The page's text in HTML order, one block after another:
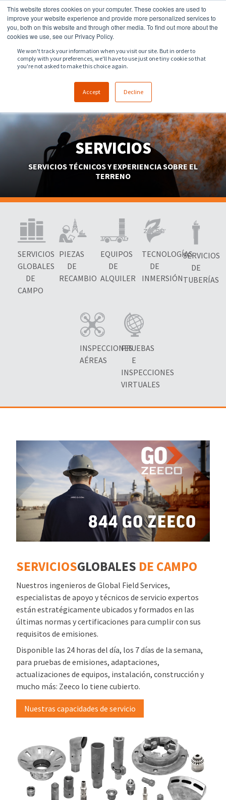
This website stores cookies on your computer. These cookies are used to
improve your website experience and provide more personalized services to
you, both on this website and through other media. To find out more about the
cookies we use, see our Privacy Policy.
We won't track your information when you visit our site. But in order to
comply with your preferences, we'll have to use just one tiny cookie so that
you're not asked to make this choice again.
Accept Decline
918.258.8551 sales@zeeco.com
SERVICIOS
SERVICIOS TÉCNICOS Y EXPERIENCIA SOBRE EL
TERRENO
SERVICIOS
GLOBALES
DE
CAMPO
PIEZAS
DE
RECAMBIO
EQUIPOS
DE
ALQUILER
TECNOLOGÍAS
DE
INMERSIÓN
SERVICIOS
DE
TUBERÍAS
INSPECCIONES
AÉREAS
PRUEBAS
E
INSPECCIONES
VIRTUALES
SERVICIOSGLOBALES DE CAMPO
Nuestros ingenieros de Global Field Services,
especialistas de apoyo y técnicos de servicio expertos
están estratégicamente ubicados y formados en las
últimas normas y certificaciones para cumplir con sus
requisitos de emisiones.
Disponible las 24 horas del día, los 7 días de la semana,
para pruebas de emisiones, adaptaciones,
actualizaciones de equipos, instalación, construcción y
mucho más: Zeeco lo tiene cubierto.
Nuestras capacidades de servicio